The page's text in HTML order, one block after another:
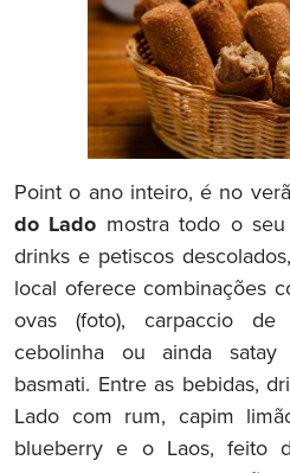
Point o ano inteiro, é no
do Lado mostra todo o
drinks e petiscos
local oferece combinações
ovas (foto), carpaccio
cebolinha ou ainda
basmati. Entre as bebidas,
Lado com rum, capim
blueberry e o Laos, feito